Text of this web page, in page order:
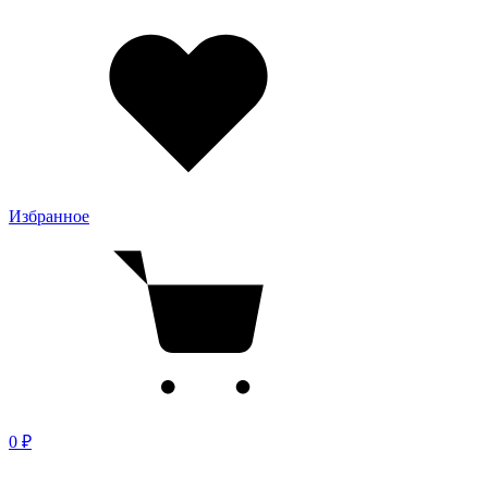
Избранное
0 ₽